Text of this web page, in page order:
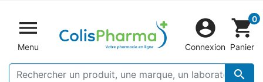

Menu


Connexion
shopping_cart0
Panier